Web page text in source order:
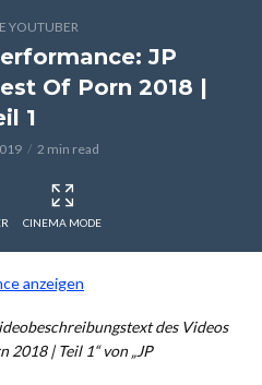
YOUTUBER
JP
Of Porn 2018 |
1
2 min read
CINEMA MODE
anzeigen
des Videos
2018 | Teil 1“ von „JP